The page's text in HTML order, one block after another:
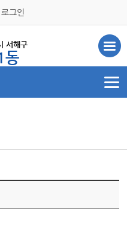
로그인
서해구
동